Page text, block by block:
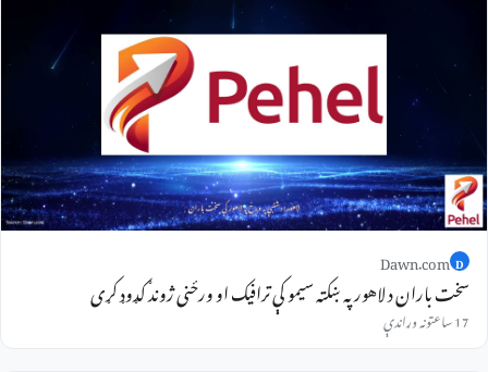
D
Dawn.com
سخت باران د لاهور په ښکته سیمو کې ترافیک او ورځنی ژوند ګډوډ کړی
17 ساعتونه وړاندې